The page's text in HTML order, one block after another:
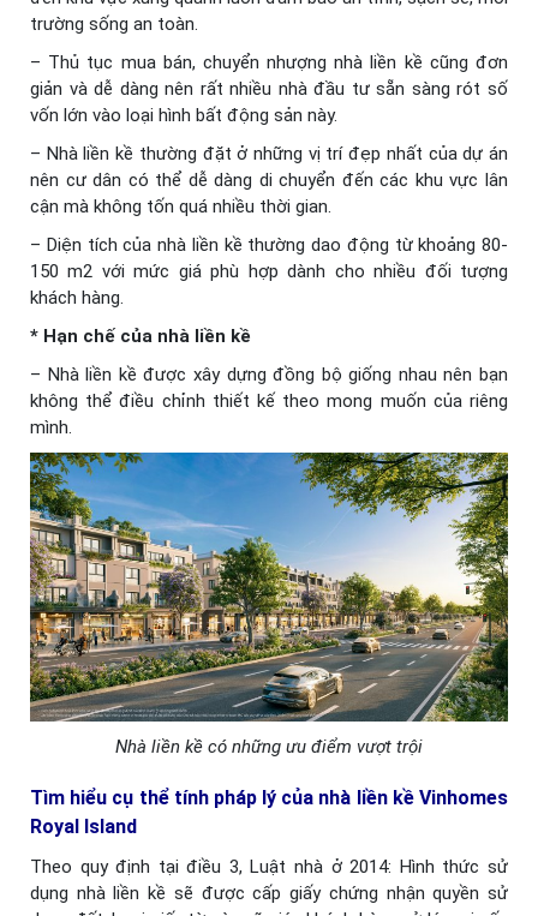
trường sống an toàn.
– Thủ tục mua bán, chuyển nhượng nhà liền kề cũng đơn
giản và dễ dàng nên rất nhiều nhà đầu tư sẵn sàng rót số
vốn lớn vào loại hình bất động sản này.
– Nhà liền kề thường đặt ở những vị trí đẹp nhất của dự án
nên cư dân có thể dễ dàng di chuyển đến các khu vực lân
cận mà không tốn quá nhiều thời gian.
– Diện tích của nhà liền kề thường dao động từ khoảng 80-
150 m2 với mức giá phù hợp dành cho nhiều đối tượng
khách hàng.
* Hạn chế của nhà liền kề
– Nhà liền kề được xây dựng đồng bộ giống nhau nên bạn
không thể điều chỉnh thiết kế theo mong muốn của riêng
mình.
Nhà liền kề có những ưu điểm vượt trội
Tìm hiểu cụ thể tính pháp lý của nhà liền kề Vinhomes
Royal Island
Theo quy định tại điều 3, Luật nhà ở 2014: Hình thức sử
dụng nhà liền kề sẽ được cấp giấy chứng nhận quyền sử